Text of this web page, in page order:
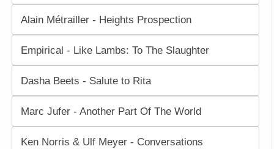
Alain Métrailler - Heights Prospection
Empirical - Like Lambs: To The Slaughter
Dasha Beets - Salute to Rita
Marc Jufer - Another Part Of The World
Ken Norris & Ulf Meyer - Conversations